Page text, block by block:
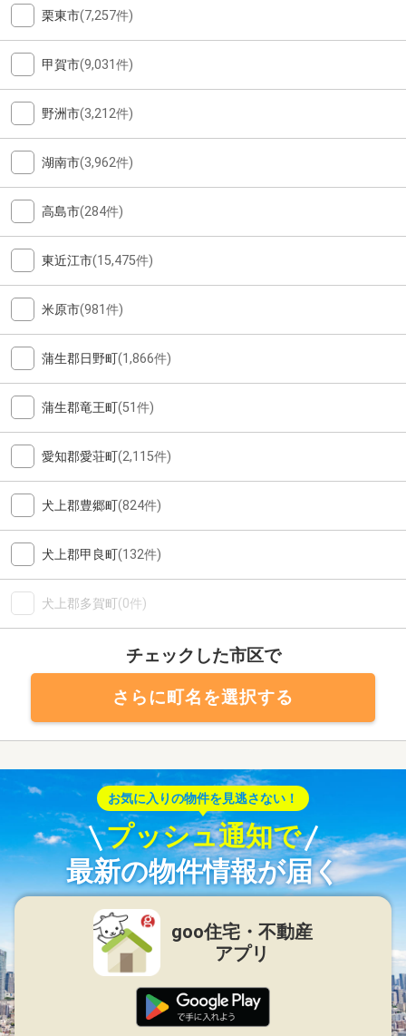
栗東市(7,257件)
甲賀市(9,031件)
野洲市(3,212件)
湖南市(3,962件)
高島市(284件)
東近江市(15,475件)
米原市(981件)
蒲生郡日野町(1,866件)
蒲生郡竜王町(51件)
愛知郡愛荘町(2,115件)
犬上郡豊郷町(824件)
犬上郡甲良町(132件)
犬上郡多賀町(0件)
チェックした市区で
さらに町名を選択する
お気に入りの物件を見逃さない！
プッシュ通知で
最新の物件情報が届く
goo住宅・不動産
アプリ